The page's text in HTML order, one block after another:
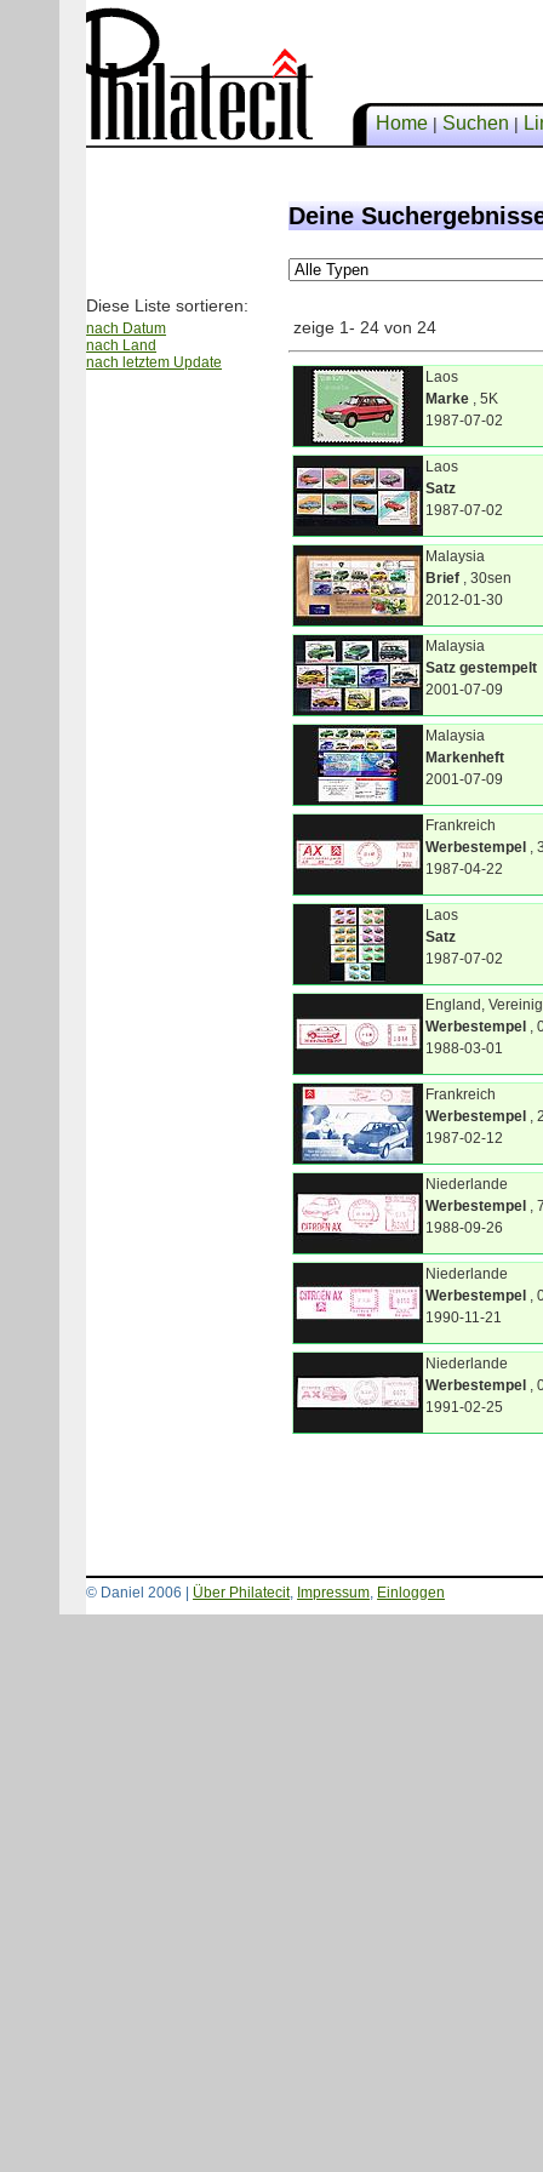
Home|Suchen|
Diese Liste sortieren:
nach Datum
nach Land
nach letztem Update
Deine
zeige 1- 24 von 24
Laos
Marke , 5K
1987-07-02
Laos
Satz
1987-07-02
Malaysia
Brief , 30sen
2012-01-30
Malaysia
Satz gestempelt
2001-07-09
Malaysia
Markenheft
2001-07-09
Frankreich
Werbestempel ,
1987-04-22
Laos
Satz
1987-07-02
England,
Werbestempel ,
1988-03-01
Frankreich
Werbestempel ,
1987-02-12
Niederlande
Werbestempel ,
1988-09-26
Niederlande
Werbestempel ,
1990-11-21
Niederlande
Werbestempel ,
1991-02-25
© Daniel 2006 | Über Philatecit, Impressum, Einloggen